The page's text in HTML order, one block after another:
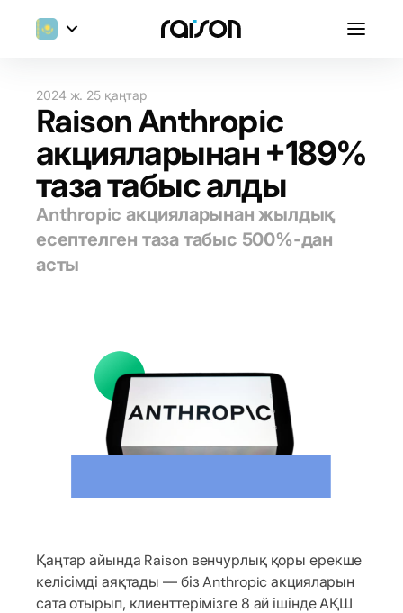
2024 ж. 25 қаңтар
Raison Anthropic
акцияларынан +189%
таза табыс алды
Anthropic акцияларынан жылдық
есептелген таза табыс 500%-дан
асты
Қаңтар айында Raison венчурлық қоры ерекше
келісімді аяқтады — біз Anthropic акцияларын
сата отырып, клиенттерімізге 8 ай ішінде АҚШ